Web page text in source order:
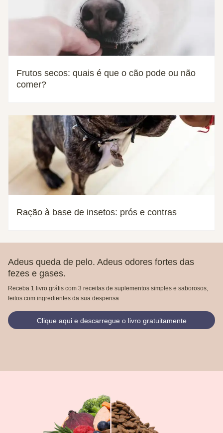
Frutos secos: quais é que o cão pode ou não
comer?
Ração à base de insetos: prós e contras
Adeus queda de pelo. Adeus odores fortes das
fezes e gases.
Receba 1 livro grátis com 3 receitas de suplementos simples e saborosos,
feitos com ingredientes da sua despensa
Clique aqui e descarregue o livro gratuitamente